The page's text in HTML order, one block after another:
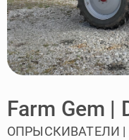
Farm Gem |
ОПРЫСКИВАТЕЛИ |